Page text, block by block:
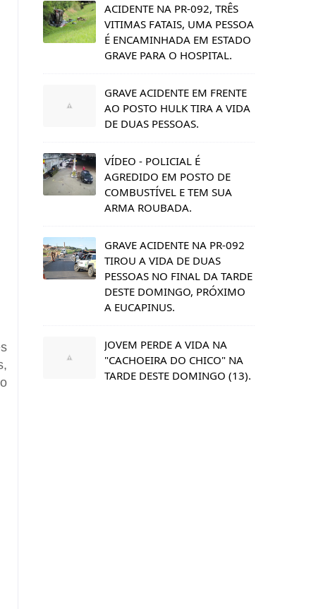
ACIDENTE NA PR-092, TRÊS
VITIMAS FATAIS, UMA PESSOA
É ENCAMINHADA EM ESTADO
GRAVE PARA O HOSPITAL.
GRAVE ACIDENTE EM FRENTE
AO POSTO HULK TIRA A VIDA
DE DUAS PESSOAS.
VÍDEO - POLICIAL É
AGREDIDO EM POSTO DE
COMBUSTÍVEL E TEM SUA
ARMA ROUBADA.
GRAVE ACIDENTE NA PR-092
TIROU A VIDA DE DUAS
PESSOAS NO FINAL DA TARDE
DESTE DOMINGO, PRÓXIMO
A EUCAPINUS.
JOVEM PERDE A VIDA NA
"CACHOEIRA DO CHICO" NA
TARDE DESTE DOMINGO (13).